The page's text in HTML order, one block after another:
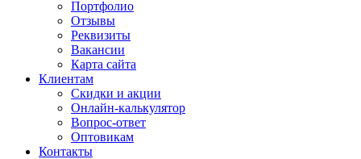
Портфолио
Отзывы
Реквизиты
Вакансии
Карта сайта
Клиентам
Скидки и акции
Онлайн-калькулятор
Вопрос-ответ
Оптовикам
Контакты